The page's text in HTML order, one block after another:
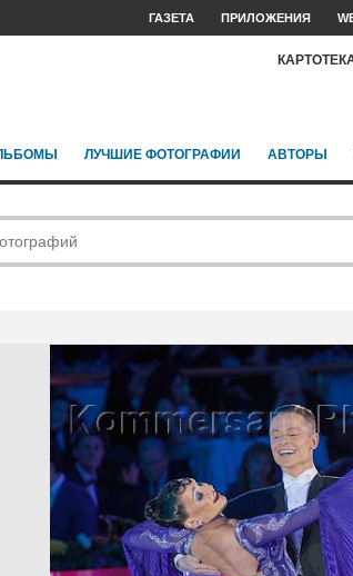
ГАЗЕТА ПРИЛОЖЕНИЯ
ЛУЧШИЕ ФОТОГРАФИИ АВТОРЫ